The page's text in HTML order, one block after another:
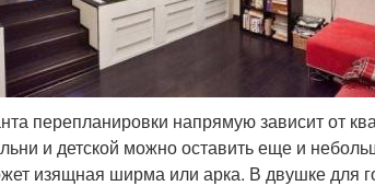
перепланировки напрямую зависит от
и детской можно оставить еще и
изящная ширма или арка. В двушке для